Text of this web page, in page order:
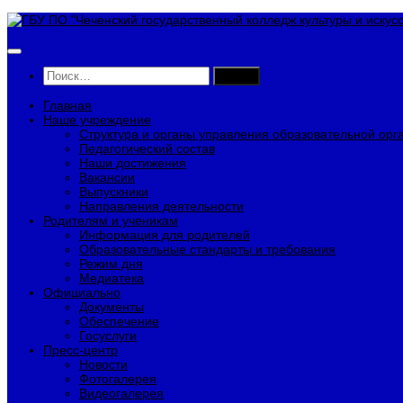
Перейти
содержимому
Найти:
Главная
Наше учреждение
Структура и органы управления образовательной
Педагогический состав
Наши достижения
Вакансии
Выпускники
Направления деятельности
Родителям и ученикам
Информация для родителей
Образовательные стандарты и требования
Режим дня
Медиатека
Официально
Документы
Обеспечение
Госуслуги
Пресс-центр
Новости
Фотогалерея
Видеогалерея